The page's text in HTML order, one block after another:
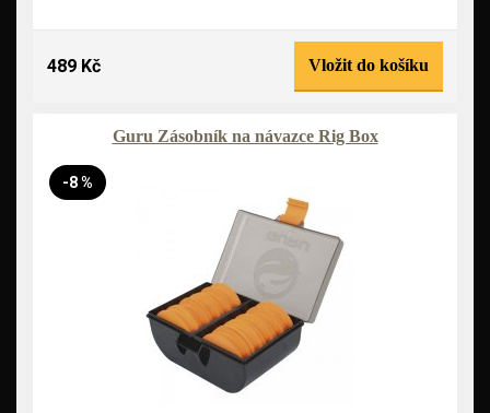
489 Kč Vložit do košíku
Guru Zásobník na návazce Rig Box
-8 %